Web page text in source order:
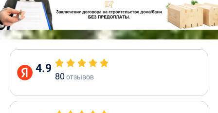
4.9
80отзывов